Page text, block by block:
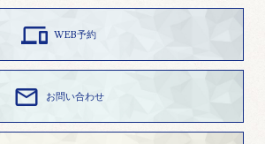
 WEB予約
 お問い合わせ